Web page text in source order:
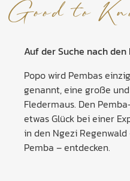
Good to
Auf der Suche nach
Popo wird Pembas
genannt, eine große
Fledermaus. Den
etwas Glück bei einer
in den Ngezi
Pemba – entdecken.